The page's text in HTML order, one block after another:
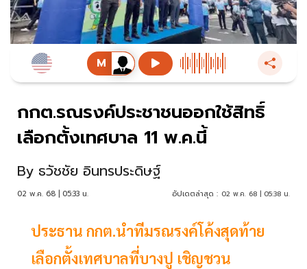
กกต.รณรงค์ประชาชนออกใช้สิทธิ์
เลือกตั้งเทศบาล 11 พ.ค.นี้
By ธวัชชัย อินทรประดิษฐ์
02 พ.ค. 68 | 05:33 น. อัปเดตล่าสุด : 02 พ.ค. 68 | 05:38 น.
ประธาน กกต.นำทีมรณรงค์โค้งสุดท้าย
เลือกตั้งเทศบาลที่บางปู เชิญชวน